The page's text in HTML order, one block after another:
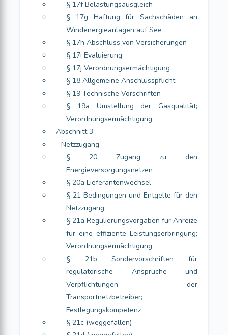
§ 17f Belastungsausgleich
§ 17g Haftung für Sachschäden an
Windenergieanlagen auf See
§ 17h Abschluss von Versicherungen
§ 17i Evaluierung
§ 17j Verordnungsermächtigung
§ 18 Allgemeine Anschlusspflicht
§ 19 Technische Vorschriften
§ 19a Umstellung der Gasqualität;
Verordnungsermächtigung
Abschnitt 3
Netzzugang
§ 20 Zugang zu den
Energieversorgungsnetzen
§ 20a Lieferantenwechsel
§ 21 Bedingungen und Entgelte für den
Netzzugang
§ 21a Regulierungsvorgaben für Anreize
für eine effiziente Leistungserbringung;
Verordnungsermächtigung
§ 21b Sondervorschriften für
regulatorische Ansprüche und
Verpflichtungen der
Transportnetzbetreiber;
Festlegungskompetenz
§ 21c (weggefallen)